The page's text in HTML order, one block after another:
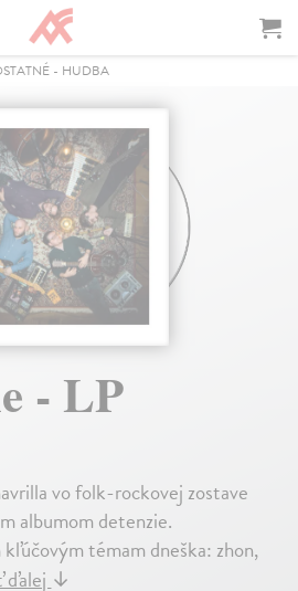
- HUDBA
- LP
vo folk-rockovej zostave
albumom detenzie.
témam dneška: zhon,
↓